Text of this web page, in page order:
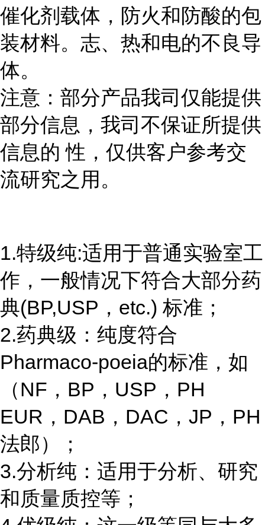
催化剂载体，防火和防酸的包
装材料。志、热和电的不良导
体。
注意：部分产品我司仅能提供
部分信息，我司不保证所提供
信息的 性，仅供客户参考交
流研究之用。
1.特级纯:适用于普通实验室工
作，一般情况下符合大部分药
典(BP,USP，etc.) 标准；
2.药典级：纯度符合
Pharmaco-poeia的标准，如
（NF，BP，USP，PH
EUR，DAB，DAC，JP，PH
法郎）；
3.分析纯：适用于分析、研究
和质量质控等；